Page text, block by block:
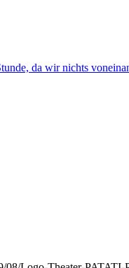
da wir nichts